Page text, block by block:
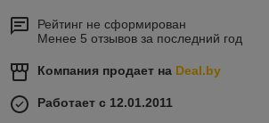
Рейтинг не сформирован
Менее 5 отзывов за последний год
Компания продает на Deal.by
Работает с 12.01.2011